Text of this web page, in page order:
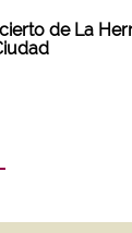
de La